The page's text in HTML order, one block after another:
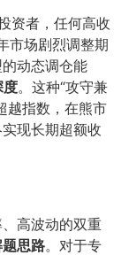
资者，任何高收
市场剧烈调整期
动态调仓能
度。这种“攻守兼
越指数，在熊市
现长期超额收
高波动的双重
思路。对于专